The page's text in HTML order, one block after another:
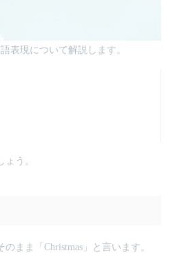
表現について解説します。
う。
まま「Christmas」と言います。